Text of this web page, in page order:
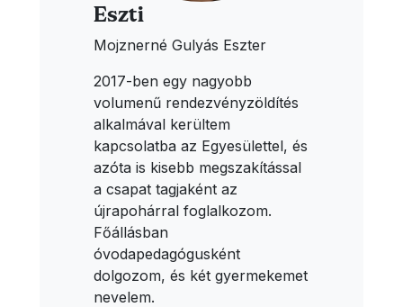
Eszti
Mojznerné Gulyás Eszter
2017-ben egy nagyobb
volumenű rendezvényzöldítés
alkalmával kerültem
kapcsolatba az Egyesülettel, és
azóta is kisebb megszakítással
a csapat tagjaként az
újrapohárral foglalkozom.
Főállásban
óvodapedagógusként
dolgozom, és két gyermekemet
nevelem.